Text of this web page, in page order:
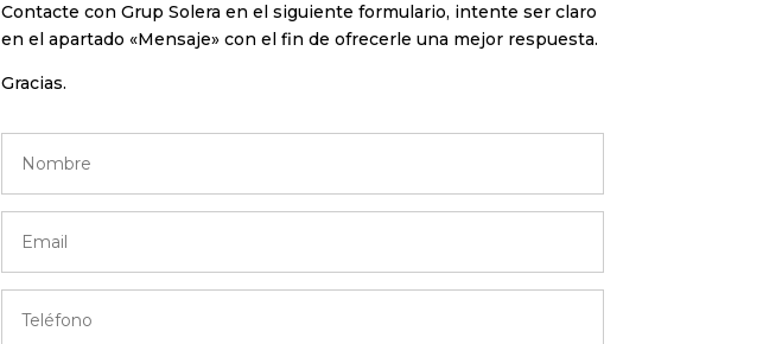
Contacte con Grup Solera en el siguiente formulario, intente ser claro
en el apartado «Mensaje» con el fin de ofrecerle una mejor respuesta.
Gracias.